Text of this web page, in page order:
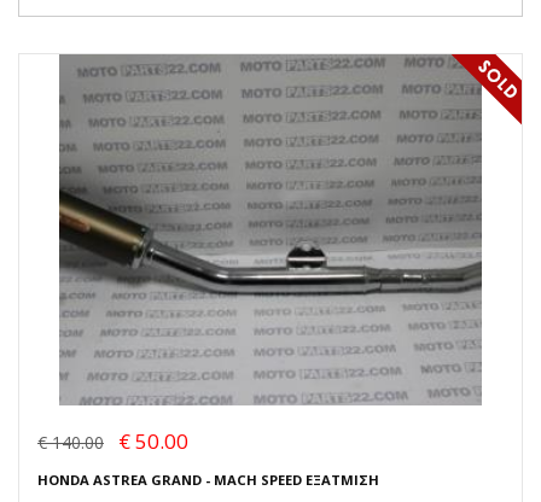
€ 140.00 € 50.00
HONDA ASTREA GRAND - MACH SPEED ΕΞΑΤΜΙΣΗ